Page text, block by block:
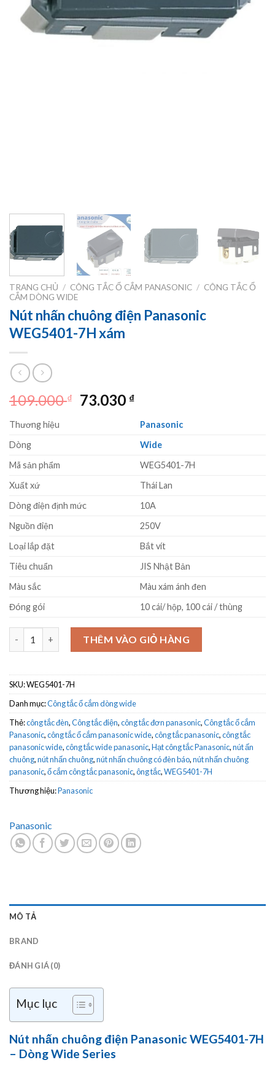
TRANG CHỦ / CÔNG TẮC Ổ CẮM PANASONIC / CÔNG TẮC Ổ
CẮM DÒNG WIDE
Nút nhấn chuông điện Panasonic
WEG5401-7H xám
109.000₫
Giá
109.000 ₫.
73.030 ₫Giá
tại
là:
73.030 ₫.
Thương hiệu
Panasonic
Dòng
Wide
Mã sản phẩm
WEG5401-7H
Xuất xứ
Thái Lan
Dòng điện định mức
10A
Nguồn điện
250V
Loại lắp đặt
Bắt vít
Tiêu chuẩn
JIS Nhật Bản
Màu sắc
Màu xám ánh đen
Đóng gói
10 cái/ hộp, 100 cái / thùng
Nút nhấn chuông điện Panasonic WEG5401-7H xám số lượng
THÊM VÀO GIỎ HÀNG
SKU:WEG5401-7H
Danh mục:Công tắc ổ cắm dòng wide
Thẻ:công tắc đèn,Công tắc điện,công tắc đơn panasonic,Công tắc ổ cắm
Panasonic,công tắc ổ cắm panasonic wide,công tắc panasonic,công tắc
panasonic wide,công tắc wide panasonic,Hạt công tắc Panasonic,nút ấn
chuông,nút nhấn chuông,nút nhấn chuông có đèn báo,nút nhấn chuông
panasonic,ổ cắm công tắc panasonic,ông tắc,WEG5401-7H
Thương hiệu:Panasonic
Panasonic
MÔ TẢ
BRAND
ĐÁNH GIÁ (0)
Mục lục
Nút nhấn chuông điện Panasonic WEG5401-7H
– Dòng Wide Series